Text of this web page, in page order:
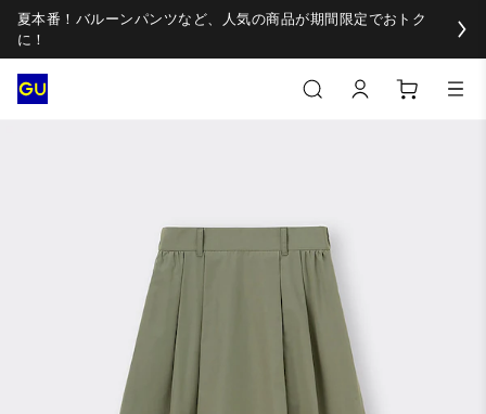
夏本番！バルーンパンツなど、人気の商品が期間限定でおトク
に！